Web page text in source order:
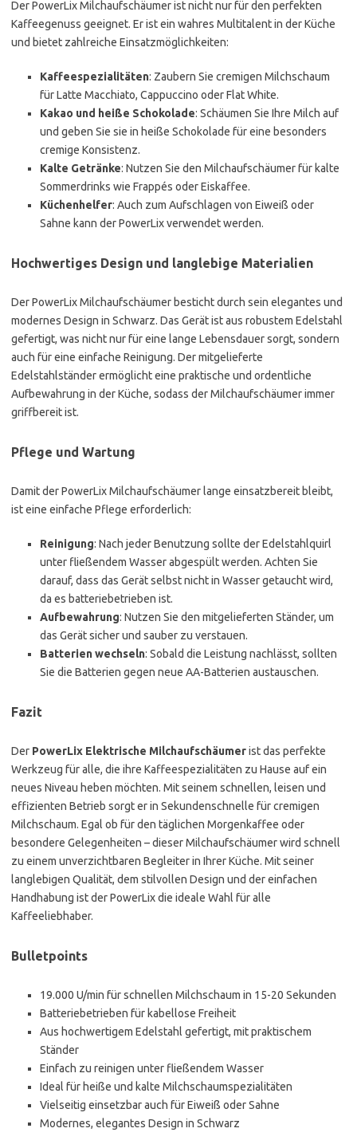
Der PowerLix Milchaufschäumer ist nicht nur für den perfekten
Kaffeegenuss geeignet. Er ist ein wahres Multitalent in der Küche
und bietet zahlreiche Einsatzmöglichkeiten:
Kaffeespezialitäten: Zaubern Sie cremigen Milchschaum
für Latte Macchiato, Cappuccino oder Flat White.
Kakao und heiße Schokolade: Schäumen Sie Ihre Milch auf
und geben Sie sie in heiße Schokolade für eine besonders
cremige Konsistenz.
Kalte Getränke: Nutzen Sie den Milchaufschäumer für kalte
Sommerdrinks wie Frappés oder Eiskaffee.
Küchenhelfer: Auch zum Aufschlagen von Eiweiß oder
Sahne kann der PowerLix verwendet werden.
Hochwertiges Design und langlebige Materialien
Der PowerLix Milchaufschäumer besticht durch sein elegantes und
modernes Design in Schwarz. Das Gerät ist aus robustem Edelstahl
gefertigt, was nicht nur für eine lange Lebensdauer sorgt, sondern
auch für eine einfache Reinigung. Der mitgelieferte
Edelstahlständer ermöglicht eine praktische und ordentliche
Aufbewahrung in der Küche, sodass der Milchaufschäumer immer
griffbereit ist.
Pflege und Wartung
Damit der PowerLix Milchaufschäumer lange einsatzbereit bleibt,
ist eine einfache Pflege erforderlich:
Reinigung: Nach jeder Benutzung sollte der Edelstahlquirl
unter fließendem Wasser abgespült werden. Achten Sie
darauf, dass das Gerät selbst nicht in Wasser getaucht wird,
da es batteriebetrieben ist.
Aufbewahrung: Nutzen Sie den mitgelieferten Ständer, um
das Gerät sicher und sauber zu verstauen.
Batterien wechseln: Sobald die Leistung nachlässt, sollten
Sie die Batterien gegen neue AA-Batterien austauschen.
Fazit
Der PowerLix Elektrische Milchaufschäumerist das perfekte
Werkzeug für alle, die ihre Kaffeespezialitäten zu Hause auf ein
neues Niveau heben möchten. Mit seinem schnellen, leisen und
effizienten Betrieb sorgt er in Sekundenschnelle für cremigen
Milchschaum. Egal ob für den täglichen Morgenkaffee oder
besondere Gelegenheiten – dieser Milchaufschäumer wird schnell
zu einem unverzichtbaren Begleiter in Ihrer Küche. Mit seiner
langlebigen Qualität, dem stilvollen Design und der einfachen
Handhabung ist der PowerLix die ideale Wahl für alle
Kaffeeliebhaber.
Bulletpoints
19.000 U/min für schnellen Milchschaum in 15-20 Sekunden
Batteriebetrieben für kabellose Freiheit
Aus hochwertigem Edelstahl gefertigt, mit praktischem
Ständer
Einfach zu reinigen unter fließendem Wasser
Ideal für heiße und kalte Milchschaumspezialitäten
Vielseitig einsetzbar auch für Eiweiß oder Sahne
Modernes, elegantes Design in Schwarz